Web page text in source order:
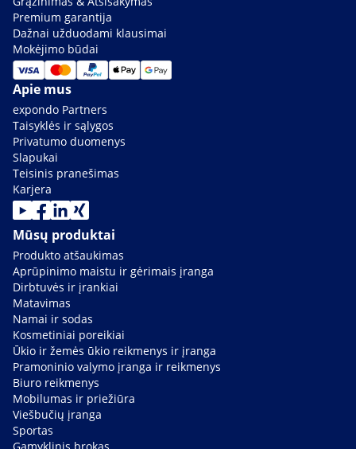
Premium garantija
Dažnai užduodami klausimai
Mokėjimo būdai
Apie mus
expondo Partners
Taisyklės ir sąlygos
Privatumo duomenys
Slapukai
Teisinis pranešimas
Karjera
Mūsų produktai
Produkto atšaukimas
Aprūpinimo maistu ir gėrimais įranga
Dirbtuvės ir įrankiai
Matavimas
Namai ir sodas
Kosmetiniai poreikiai
Ūkio ir žemės ūkio reikmenys ir įranga
Pramoninio valymo įranga ir reikmenys
Biuro reikmenys
Mobilumas ir priežiūra
Viešbučių įranga
Sportas